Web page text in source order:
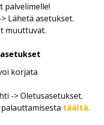
palvelimelle!
Lähetä asetukset.
muuttuvat.
korjata
-> Oletusasetukset.
täältä.